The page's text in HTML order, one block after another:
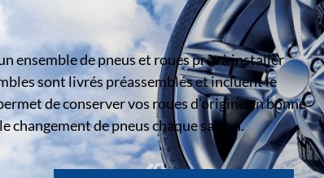
ensemble de pneus et roues prêt à installer
sont livrés préassemblés et incluent le
de conserver vos roues d’origine en bonne
changement de pneus chaque saison.